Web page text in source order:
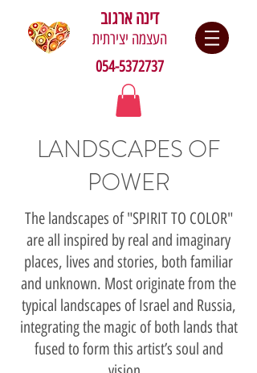
דינה ארגוב
העצמה יצירתית
054-5372737
LANDSCAPES OF
POWER
The landscapes of "SPIRIT TO COLOR"
are all inspired by real and imaginary
places, lives and stories, both familiar
and unknown. Most originate from the
typical landscapes of Israel and Russia,
integrating the magic of both lands that
fused to form this artist’s soul and